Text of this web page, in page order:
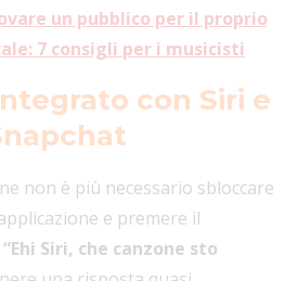
un pubblico per il proprio
7 consigli per i musicisti
con Siri e
non è più necessario sbloccare
e premere il
“Ehi Siri, che canzone sto